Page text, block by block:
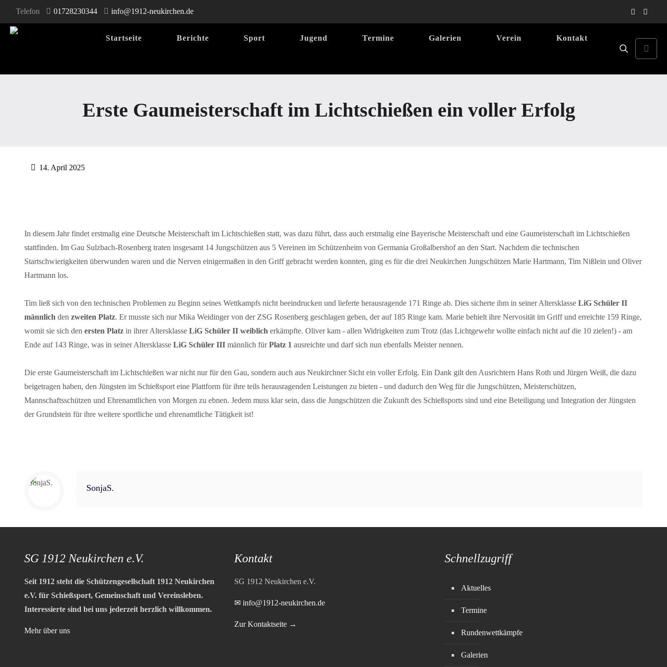
Telefon 01728230344 info@1912-neukirchen.de
Startseite Berichte Sport Jugend Termine Galerien Verein Kontakt
Erste Gaumeisterschaft im Lichtschießen ein voller Erfolg
14. April 2025
In diesem Jahr findet erstmalig eine Deutsche Meisterschaft im Lichtschießen statt, was dazu führt, dass auch erstmalig eine Bayerische Meisterschaft und eine Gaumeisterschaft im Lichtschießen
stattfinden. Im Gau Sulzbach-Rosenberg traten insgesamt 14 Jungschützen aus 5 Vereinen im Schützenheim von Germania Großalbershof an den Start. Nachdem die technischen
Startschwierigkeiten überwunden waren und die Nerven einigermaßen in den Griff gebracht werden konnten, ging es für die drei Neukirchen Jungschützen Marie Hartmann, Tim Nißlein und Oliver
Hartmann los.
Tim ließ sich von den technischen Problemen zu Beginn seines Wettkampfs nicht beeindrucken und lieferte herausragende 171 Ringe ab. Dies sicherte ihm in seiner Altersklasse LiG Schüler II
männlich den zweiten Platz. Er musste sich nur Mika Weidinger von der ZSG Rosenberg geschlagen geben, der auf 185 Ringe kam. Marie behielt ihre Nervosität im Griff und erreichte 159 Ringe,
womit sie sich den ersten Platz in ihrer Altersklasse LiG Schüler II weiblich erkämpfte. Oliver kam - allen Widrigkeiten zum Trotz (das Lichtgewehr wollte einfach nicht auf die 10 zielen!) - am
Ende auf 143 Ringe, was in seiner Altersklasse LiG Schüler III männlich fürPlatz 1 ausreichte und darf sich nun ebenfalls Meister nennen.
Die erste Gaumeisterschaft im Lichtschießen war nicht nur für den Gau, sondern auch aus Neukirchner Sicht ein voller Erfolg. Ein Dank gilt den Ausrichtern Hans Roth und Jürgen Weiß, die dazu
beigetragen haben, den Jüngsten im Schießsport eine Plattform für ihre teils herausragenden Leistungen zu bieten - und dadurch den Weg für die Jungschützen, Meisterschützen,
Mannschaftsschützen und Ehrenamtlichen von Morgen zu ebnen. Jedem muss klar sein, dass die Jungschützen die Zukunft des Schießsports sind und eine Beteiligung und Integration der Jüngsten
der Grundstein für ihre weitere sportliche und ehrenamtliche Tätigkeit ist!
SonjaS.
SG 1912 Neukirchen e.V.
Seit 1912 steht die Schützengesellschaft 1912 Neukirchen
e.V. für Schießsport, Gemeinschaft und Vereinsleben.
Interessierte sind bei uns jederzeit herzlich willkommen.
Mehr über uns
Kontakt
SG 1912 Neukirchen e.V.
✉ info@1912-neukirchen.de
Zur Kontaktseite →
Schnellzugriff
Aktuelles
Termine
Rundenwettkämpfe
Galerien